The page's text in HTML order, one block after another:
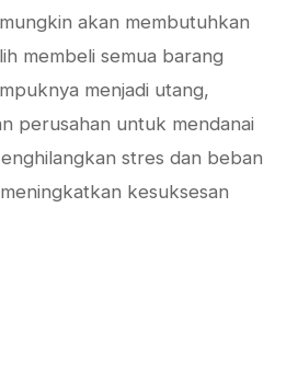
akan membutuhkan
membeli semua barang
menjadi utang,
perusahan untuk mendanai
stres dan beban
kesuksesan